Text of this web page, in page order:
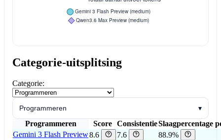
Categorie-uitsplitsing
Categorie:
Programmeren ▾
Programmeren Score ConsistentieSlaagpercentage
Gemini 3 Flash Preview8.6 7.6
88.9%